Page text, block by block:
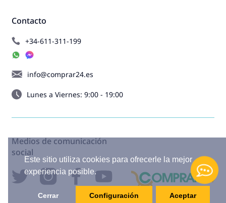
Este sitio utiliza cookies para ofrecerle la mejor
experiencia posible.
Cerrar Configuración Aceptar
Contacto
+34-611-311-199
info@comprar24.es
Lunes a Viernes: 9:00 - 19:00
Medios de comunicación
social